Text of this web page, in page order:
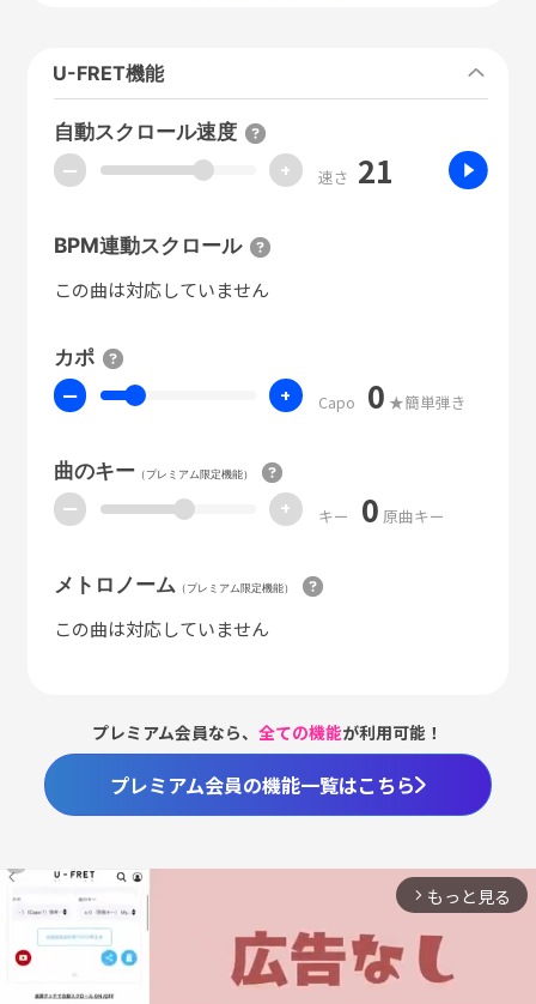
U-FRET機能
自動スクロール速度
ー + 速さ 21
BPM連動スクロール
この曲は対応していません
カポ
ー + Capo 0 ★簡単弾き
曲のキー（プレミアム限定機能）
ー + キー 0 原曲キー
メトロノーム （プレミアム限定機能）
この曲は対応していません
プレミアム会員なら、全ての機能が利用可能！
プレミアム会員の機能一覧はこちら
arrow_forward_ios もっと見る